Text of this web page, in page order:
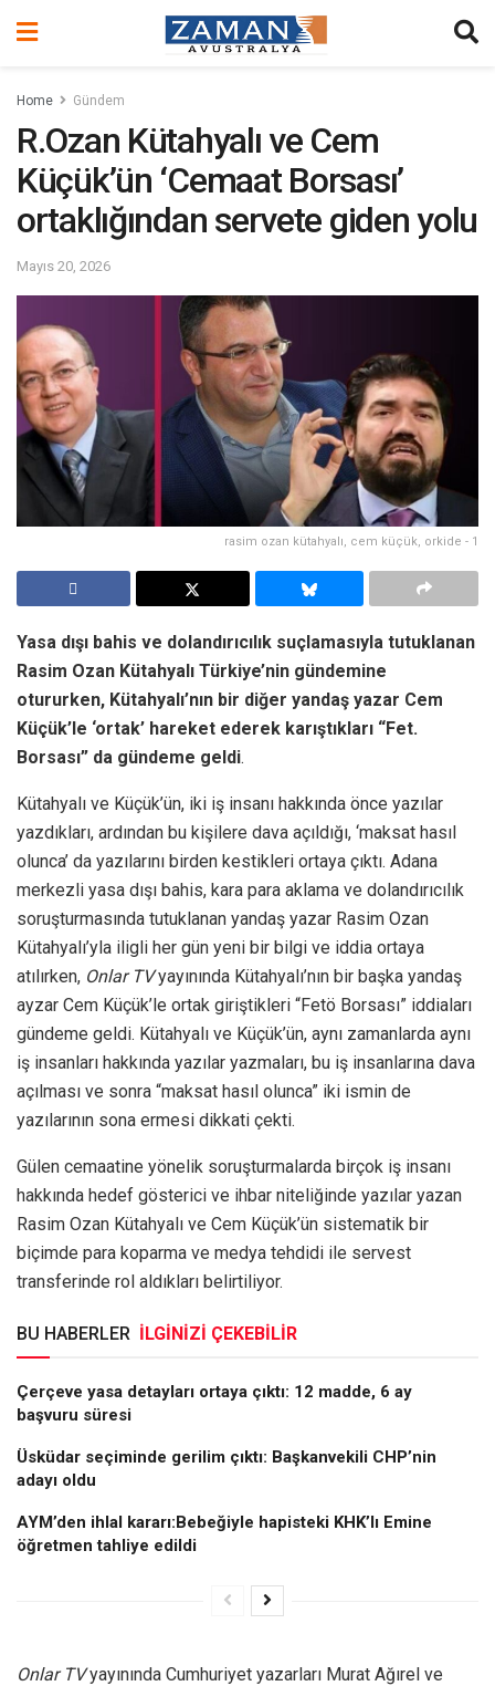
Home Gündem
R.Ozan Kütahyalı ve Cem
Küçük’ün ‘Cemaat Borsası’
ortaklığından servete giden yolu
Mayıs 20, 2026
rasim ozan kütahyalı, cem küçük, orkide - 1
Yasa dışı bahis ve dolandırıcılık suçlamasıyla tutuklanan
Rasim Ozan Kütahyalı Türkiye’nin gündemine
otururken, Kütahyalı’nın bir diğer yandaş yazar Cem
Küçük’le ‘ortak’ hareket ederek karıştıkları “Fet.
Borsası” da gündeme geldi.
Kütahyalı ve Küçük’ün, iki iş insanı hakkında önce yazılar
yazdıkları, ardından bu kişilere dava açıldığı, ‘maksat hasıl
olunca’ da yazılarını birden kestikleri ortaya çıktı. Adana
merkezli yasa dışı bahis, kara para aklama ve dolandırıcılık
soruşturmasında tutuklanan yandaş yazar Rasim Ozan
Kütahyalı’yla iligli her gün yeni bir bilgi ve iddia ortaya
atılırken, Onlar TVyayınında Kütahyalı’nın bir başka yandaş
ayzar Cem Küçük’le ortak giriştikleri “Fetö Borsası” iddiaları
gündeme geldi. Kütahyalı ve Küçük’ün, aynı zamanlarda aynı
iş insanları hakkında yazılar yazmaları, bu iş insanlarına dava
açılması ve sonra “maksat hasıl olunca” iki ismin de
yazılarının sona ermesi dikkati çekti.
Gülen cemaatine yönelik soruşturmalarda birçok iş insanı
hakkında hedef gösterici ve ihbar niteliğinde yazılar yazan
Rasim Ozan Kütahyalı ve Cem Küçük’ün sistematik bir
biçimde para koparma ve medya tehdidi ile servest
transferinde rol aldıkları belirtiliyor.
BU HABERLER İLGİNİZİ ÇEKEBİLİR
Çerçeve yasa detayları ortaya çıktı: 12 madde, 6 ay
başvuru süresi
Üsküdar seçiminde gerilim çıktı: Başkanvekili CHP’nin
adayı oldu
AYM’den ihlal kararı:Bebeğiyle hapisteki KHK’lı Emine
öğretmen tahliye edildi
Onlar TVyayınında Cumhuriyet yazarları Murat Ağırel ve